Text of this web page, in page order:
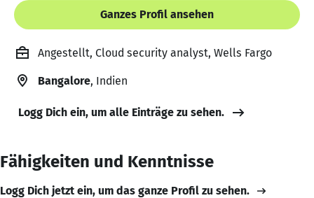
Ganzes Profil ansehen
Angestellt, Cloud security analyst, Wells Fargo
Bangalore, Indien
Logg Dich ein, um alle Einträge zu sehen.
Fähigkeiten und Kenntnisse
Logg Dich jetzt ein, um das ganze Profil zu sehen.